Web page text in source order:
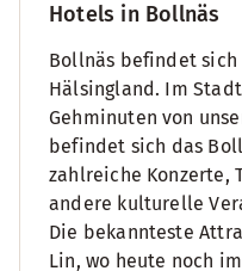
Hotels in Bollnäs
Bollnäs befindet sich
Hälsingland. Im
Gehminuten von
befindet sich das
zahlreiche Konzerte,
andere kulturelle
Die bekannteste
Lin, wo heute noch